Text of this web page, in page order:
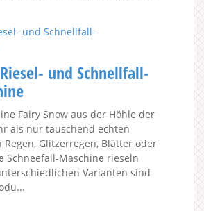
und Schnellfall-
Fairy Snow aus der Höhle der
als nur täuschend echten
Regen, Glitzerregen, Blätter oder
Schneefall-Maschine rieseln
Varianten sind